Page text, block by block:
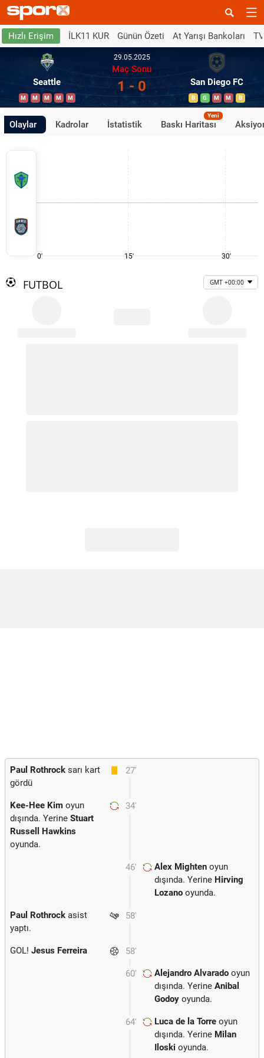
Hızlı Erişim İLK11 KUR Günün Özeti At Yarışı Bankoları
Seattle
M M M M M
29.05.2025
Maç Sonu
1 - 0 San Diego FC
B G M M B
Olaylar Kadrolar İstatistik Baskı Haritası
Yeni
0' 15' 30'
FUTBOL GMT +00:00
27'
Paul Rothrock sarı kart
gördü
34'
Kee-Hee Kim oyun
dışında. Yerine Stuart
Russell Hawkins
oyunda.
46' Alex Mighten oyun
dışında. Yerine Hirving
Lozano oyunda.
58'
Paul Rothrock asist
yaptı.
58'
GOL! Jesus Ferreira
60' Alejandro Alvarado oyun
dışında. Yerine Anibal
Godoy oyunda.
64' Luca de la Torre oyun
dışında. Yerine Milan
Iloski oyunda.